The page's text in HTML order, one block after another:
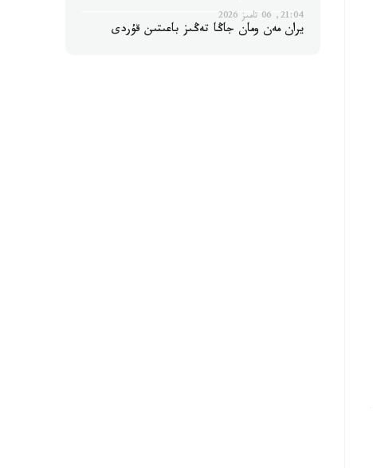
21:04, 06 تامىز 2026
يران مەن ومان جاڭا تەڭىز باعىتىن قۇردى